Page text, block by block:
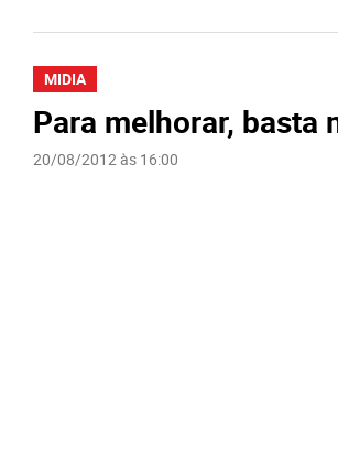
MIDIA
Para melhorar, basta
20/08/2012 às 16:00